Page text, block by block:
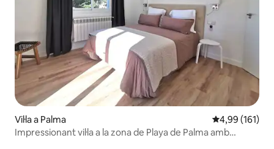
Vil·la a Palma 4,99 de
4,99 (161)
Impressionant vil·la a la zona de Playa de Palma amb